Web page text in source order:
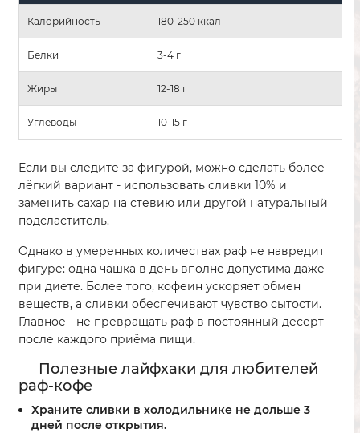
Калорийность 180-250 ккал
Белки 3-4 г
Жиры 12-18 г
Углеводы 10-15 г
Если вы следите за фигурой, можно сделать более
лёгкий вариант - использовать сливки 10% и
заменить сахар на стевию или другой натуральный
подсластитель.
Однако в умеренных количествах раф не навредит
фигуре: одна чашка в день вполне допустима даже
при диете. Более того, кофеин ускоряет обмен
веществ, а сливки обеспечивают чувство сытости.
Главное - не превращать раф в постоянный десерт
после каждого приёма пищи.
Полезные лайфхаки для любителей
раф-кофе
Храните сливки в холодильнике не дольше 3
дней после открытия.